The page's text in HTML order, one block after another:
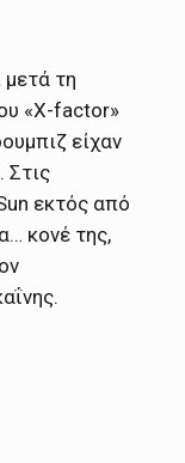
μετά τη
«Χ-factor»
είχαν
Στις
εκτός από
κονέ της,